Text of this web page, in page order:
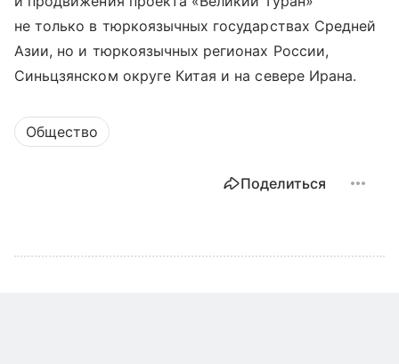
не только в тюркоязычных государствах Средней
Азии, но и тюркоязычных регионах России,
Синьцзянском округе Китая и на севере Ирана.
Общество
Поделиться